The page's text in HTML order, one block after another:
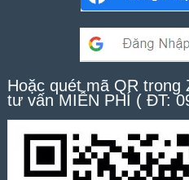
Hoặc quét mã QR
tư vấn MIỄN PHÍ ( ĐT: